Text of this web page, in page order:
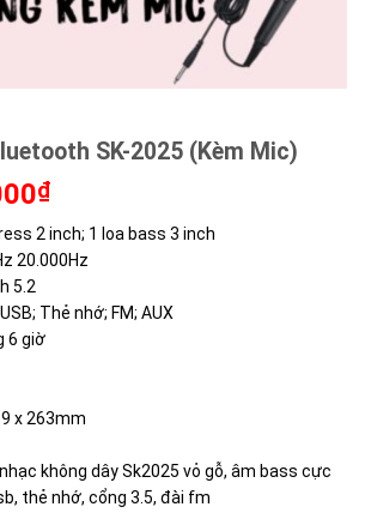
SK-2025 (Kèm Mic)
₫Giá
tại
là:
2 inch; 1 loa bass 3 inch
20.000Hz
5.2
Thẻ nhớ; FM; AUX
6 giờ
x 263mm
không dây Sk2025 vỏ gỗ, âm bass cực
thẻ nhớ, cổng 3.5, đài fm